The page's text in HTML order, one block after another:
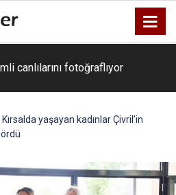
canlılarını fotoğraflıyor
Kırsalda yaşayan kadınlar Çivril’in